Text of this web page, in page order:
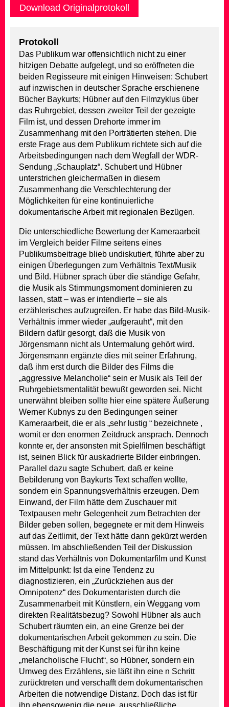
Download Originalprotokoll
Protokoll
Das Publikum war offensichtlich nicht zu einer
hitzigen Debatte aufgelegt, und so eröffneten die
beiden Regisseure mit einigen Hinweisen: Schubert
auf inzwischen in deutscher Sprache erschienene
Bücher Baykurts; Hübner auf den Filmzyklus über
das Ruhrgebiet, dessen zweiter Teil der gezeigte
Film ist, und dessen Drehorte immer im
Zusammenhang mit den Porträtierten stehen. Die
erste Frage aus dem Publikum richtete sich auf die
Arbeitsbedingungen nach dem Wegfall der WDR-
Sendung „Schauplatz“. Schubert und Hübner
unterstrichen gleichermaßen in diesem
Zusammenhang die Verschlechterung der
Möglichkeiten für eine kontinuierliche
dokumentarische Arbeit mit regionalen Bezügen.
Die unterschiedliche Bewertung der Kameraarbeit
im Vergleich beider Filme seitens eines
Publikumsbeitrage blieb undiskutiert, führte aber zu
einigen Überlegungen zum Verhältnis Text/Musik
und Bild. Hübner sprach über die ständige Gefahr,
die Musik als Stimmungsmoment dominieren zu
lassen, statt – was er intendierte – sie als
erzählerisches aufzugreifen. Er habe das Bild-Musik-
Verhältnis immer wieder „aufgerauht“, mit den
Bildern dafür gesorgt, daß die Musik von
Jörgensmann nicht als Untermalung gehört wird.
Jörgensmann ergänzte dies mit seiner Erfahrung,
daß ihm erst durch die Bilder des Films die
„aggressive Melancholie“ sein er Musik als Teil der
Ruhrgebietsmentalität bewußt geworden sei. Nicht
unerwähnt bleiben sollte hier eine spätere Äußerung
Werner Kubnys zu den Bedingungen seiner
Kameraarbeit, die er als „sehr lustig “ bezeichnete ,
womit er den enormen Zeitdruck ansprach. Dennoch
konnte er, der ansonsten mit Spielfilmen beschäftigt
ist, seinen Blick für auskadrierte Bilder einbringen.
Parallel dazu sagte Schubert, daß er keine
Bebilderung von Baykurts Text schaffen wollte,
sondern ein Spannungsverhältnis erzeugen. Dem
Einwand, der Film hätte dem Zuschauer mit
Textpausen mehr Gelegenheit zum Betrachten der
Bilder geben sollen, begegnete er mit dem Hinweis
auf das Zeitlimit, der Text hätte dann gekürzt werden
müssen. Im abschließenden Teil der Diskussion
stand das Verhältnis von Dokumentarfilm und Kunst
im Mittelpunkt: Ist da eine Tendenz zu
diagnostizieren, ein „Zurückziehen aus der
Omnipotenz“ des Dokumentaristen durch die
Zusammenarbeit mit Künstlern, ein Weggang vom
direkten Realitätsbezug? Sowohl Hübner als auch
Schubert räumten ein, an eine Grenze bei der
dokumentarischen Arbeit gekommen zu sein. Die
Beschäftigung mit der Kunst sei für ihn keine
„melancholische Flucht“, so Hübner, sondern ein
Umweg des Erzählens, sie läßt ihn eine n Schritt
zurücktreten und verschafft dem dokumentarischen
Arbeiten die notwendige Distanz. Doch das ist für